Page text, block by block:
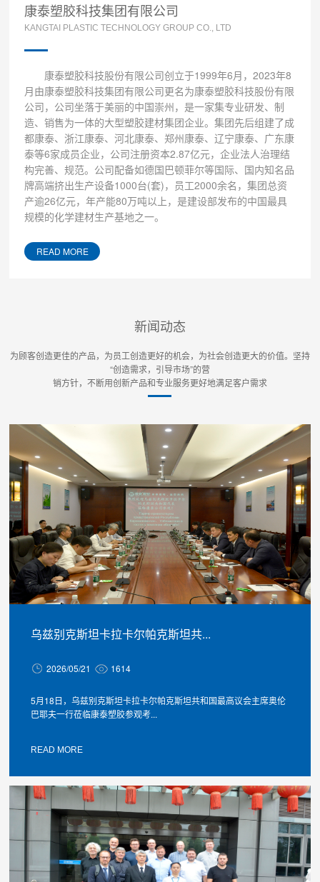
康泰塑胶科技集团有限公司
KANGTAI PLASTIC TECHNOLOGY GROUP CO., LTD
康泰塑胶科技股份有限公司创立于1999年6月，2023年8
月由康泰塑胶科技集团有限公司更名为康泰塑胶科技股份有限
公司，公司坐落于美丽的中国崇州，是一家集专业研发、制
造、销售为一体的大型塑胶建材集团企业。集团先后组建了成
都康泰、浙江康泰、河北康泰、郑州康泰、辽宁康泰、广东康
泰等6家成员企业，公司注册资本2.87亿元，企业法人治理结
构完善、规范。公司配备如德国巴顿菲尔等国际、国内知名品
牌高端挤出生产设备1000台(套)，员工2000余名，集团总资
产逾26亿元，年产能80万吨以上，是建设部发布的中国最具
规模的化学建材生产基地之一。
READ MORE
新闻动态
为顾客创造更佳的产品，为员工创造更好的机会，为社会创造更大的价值。坚持
“创造需求，引导市场”的营
销方针，不断用创新产品和专业服务更好地满足客户需求
乌兹别克斯坦卡拉卡尔帕克斯坦共...
2026/05/21 1614
5月18日，乌兹别克斯坦卡拉卡尔帕克斯坦共和国最高议会主席奥伦
巴耶夫一行莅临康泰塑胶参观考...
READ MORE